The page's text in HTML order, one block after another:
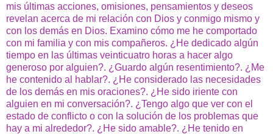
mis últimas acciones, omisiones, pensamientos y deseos
revelan acerca de mi relación con Dios y conmigo mismo y
con los demás en Dios. Examino cómo me he comportado
con mi familia y con mis compañeros. ¿He dedicado algún
tiempo en las últimas veinticuatro horas a hacer algo
generoso por alguien?. ¿Guardo algún resentimiento?. ¿Me
he contenido al hablar?. ¿He considerado las necesidades
de los demás en mis oraciones?. ¿He sido iriente con
alguien en mi conversación?. ¿Tengo algo que ver con el
estado de conflicto o con la solución de los problemas que
hay a mi alrededor?. ¿He sido amable?. ¿He tenido en